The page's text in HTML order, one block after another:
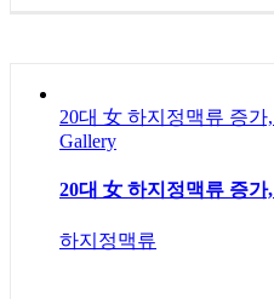
20대 女 하지정맥류 증
Gallery
20대 女 하지정맥류 증
하지정맥류